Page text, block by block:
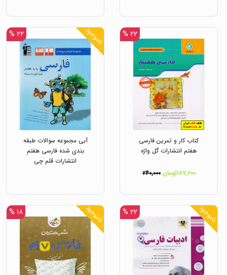
۲۲ %
کتاب کار و تمرین فارسی
هفتم انتشارات گل واژه
۱۸۷,۲۰۰تومان ۲۴۰,۰۰۰
ناموجود ۲۲ %
آبی مجموعه سوالات طبقه
بندی شده فارسی هفتم
انتشارات قلم چی
ناموجود ۲۲ % ناموجود ۱۸ %